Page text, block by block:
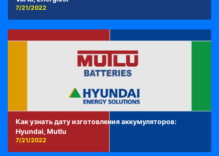
7/21/2022
Как узнать дату изготовления аккумуляторов:
Hyundai, Mutlu
7/21/2022